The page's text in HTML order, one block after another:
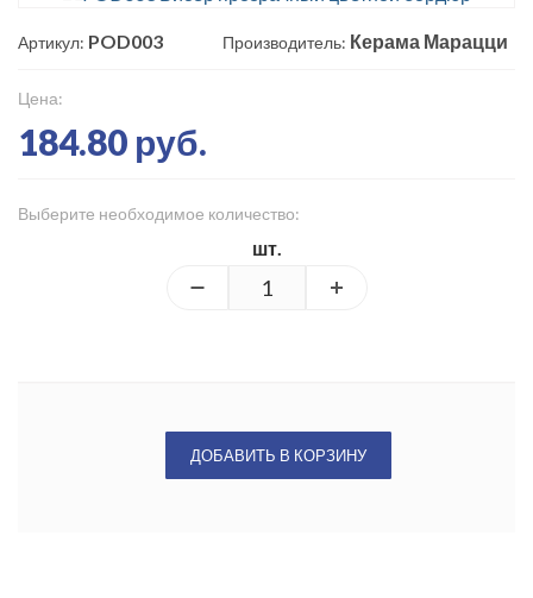
Артикул: POD003 Производитель: Керама Марацци
Цена:
184.80 руб.
Выберите необходимое количество:
шт.
ДОБАВИТЬ В КОРЗИНУ